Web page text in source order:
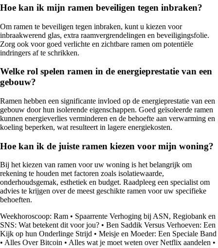
Hoe kan ik mijn ramen beveiligen tegen inbraken?
Om ramen te beveiligen tegen inbraken, kunt u kiezen voor
inbraakwerend glas, extra raamvergrendelingen en beveiligingsfolie.
Zorg ook voor goed verlichte en zichtbare ramen om potentiële
indringers af te schrikken.
Welke rol spelen ramen in de energieprestatie van een
gebouw?
Ramen hebben een significante invloed op de energieprestatie van een
gebouw door hun isolerende eigenschappen. Goed geïsoleerde ramen
kunnen energieverlies verminderen en de behoefte aan verwarming en
koeling beperken, wat resulteert in lagere energiekosten.
Hoe kan ik de juiste ramen kiezen voor mijn woning?
Bij het kiezen van ramen voor uw woning is het belangrijk om
rekening te houden met factoren zoals isolatiewaarde,
onderhoudsgemak, esthetiek en budget. Raadpleeg een specialist om
advies te krijgen over de meest geschikte ramen voor uw specifieke
behoeften.
Weekhoroscoop: Ram • Spaarrente Verhoging bij ASN, Regiobank en
SNS: Wat betekent dit voor jou? • Ben Saddik Versus Verhoeven: Een
Kijk op hun Onderlinge Strijd • Meisje en Moeder: Een Speciale Band
• Alles Over Bitcoin • Alles wat je moet weten over Netflix aandelen •